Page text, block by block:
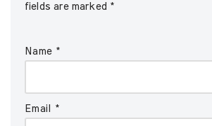
fields are marked *
Name *
Email *